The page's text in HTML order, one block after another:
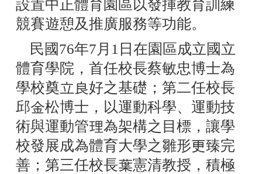
設置中正體育園區以發揮教育訓練
競賽遊憩及推廣服務等功能。
民國76年7月1日在園區成立國立
體育學院，首任校長蔡敏忠博士為
學校奠立良好之基礎；第二任校長
邱金松博士，以運動科學、運動技
術與運動管理為架構之目標，讓學
校發展成為體育大學之雛形更臻完
善；第三任校長葉憲清教授，積極